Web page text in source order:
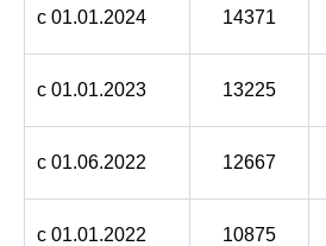
с 01.01.2024 14371
с 01.01.2023 13225
с 01.06.2022 12667
с 01.01.2022 10875